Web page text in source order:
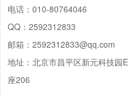
电话： 010-80764046
QQ： 2592312833
邮箱： 2592312833@qq.com
地址： 北京市昌平区新元科技园E
座206